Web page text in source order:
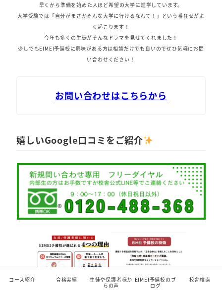
早くから準備を始めた人ほど希望の大学に進学しています。
大学受験では「自分がまさかそんな大学に行けるなんて！」という番狂せがよ
く起こります！
今年も多くの生徒がそんなドラマを見せてくれました！
少しでもEIMEI予備校に興味がある方は相談だけでも良いのでぜひ気軽にお問
い合わせください！
お問い合わせはこちらから
嬉しいGoogle口コミをご紹介
コース紹介 合格実績
生徒や保護者様か
らの声
EIMEI予備校のブ
ログ
校舎検索